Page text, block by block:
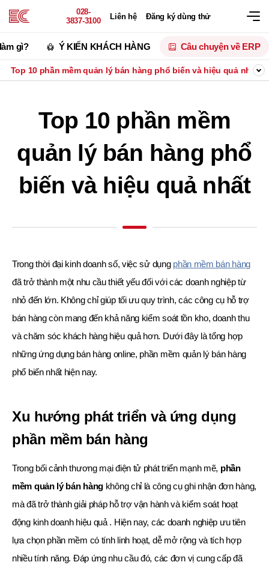
028-
3837-3100
Liên hệ Đăng ký dùng thử
gì? Ý KIẾN KHÁCH HÀNG Câu chuyện về ERP
Top 10 phần mềm quản lý bán hàng phổ biến và hiệu quả nhất
Top 10 phần mềm
quản lý bán hàng phổ
biến vàhiệu quả nhất
Trong thời đại kinh doanh số, việc sử dụng phần mềm bán hàng
đã trở thành một nhu cầu thiết yếu đối với các doanh nghiệp từ
nhỏ đến lớn. Không chỉ giúp tối ưu quy trình, các công cụ hỗ trợ
bán hàng còn mang đến khả năng kiểm soát tồn kho, doanh thu
và chăm sóc khách hàng hiệu quả hơn. Dưới đây là tổng hợp
những ứng dụng bán hàng online, phần mềm quản lý bán hàng
phổ biến nhất hiện nay.
Xu hướng phát triển và ứng dụng
phần mềm bán hàng
Trong bối cảnh thương mại điện tử phát triển mạnh mẽ, phần
mềm quản lý bán hàng không chỉ là công cụ ghi nhận đơn hàng,
mà đã trở thành giải pháp hỗ trợ vận hành và kiểm soát hoạt
động kinh doanh hiệu quả . Hiện nay, các doanh nghiệp ưu tiên
lựa chọn phần mềm có tính linh hoạt, dễ mở rộng và tích hợp
nhiều tính năng. Đáp ứng nhu cầu đó, các đơn vị cung cấp đã